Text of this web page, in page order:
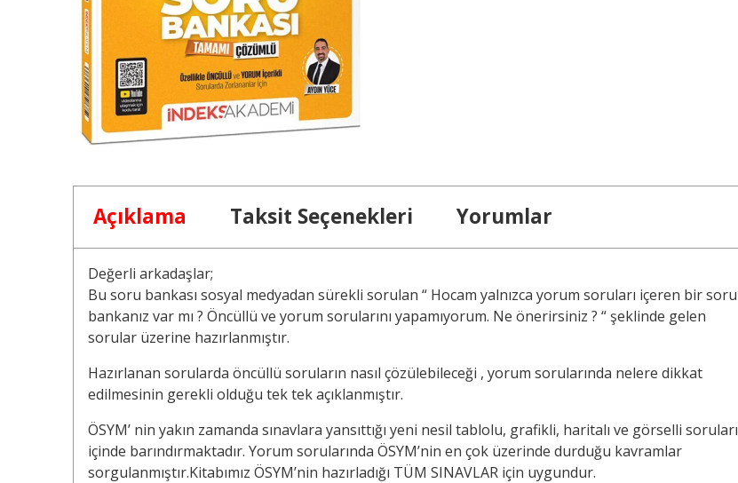
Açıklama Taksit Seçenekleri Yorumlar
Değerli arkadaşlar;
Bu soru bankası sosyal medyadan sürekli sorulan “ Hocam yalnızca yorum soruları içeren bir soru
bankanız var mı ? Öncüllü ve yorum sorularını yapamıyorum. Ne önerirsiniz ? “ şeklinde gelen
sorular üzerine hazırlanmıştır.
Hazırlanan sorularda öncüllü soruların nasıl çözülebileceği , yorum sorularında nelere dikkat
edilmesinin gerekli olduğu tek tek açıklanmıştır.
ÖSYM’ nin yakın zamanda sınavlara yansıttığı yeni nesil tablolu, grafikli, haritalı ve görselli soruları
içinde barındırmaktadır. Yorum sorularında ÖSYM’nin en çok üzerinde durduğu kavramlar
sorgulanmıştır.Kitabımız ÖSYM’nin hazırladığı TÜM SINAVLAR için uygundur.